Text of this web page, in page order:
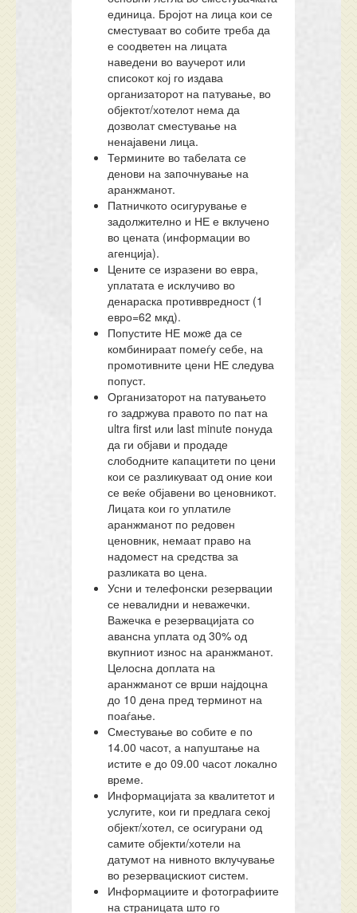
единица. Бројот на лица кои се
сместуваат во собите треба да
е соодветен на лицата
наведени во ваучерот или
списокот кој го издава
организаторот на патување, во
објектот/хотелот нема да
дозволат сместување на
ненајавени лица.
Термините во табелата се
денови на започнување на
аранжманот.
Патничкото осигурување е
задолжително и НЕ е вклучено
во цената (информации во
агенција).
Цените се изразени во евра,
уплатата е исклучиво во
денараска противвредност (1
евро=62 мкд).
Попустите НЕ можe да се
комбинираат помеѓу себе, на
промотивните цени НЕ следува
попуст.
Организаторот на патувањето
го задржува правото по пат на
ultra first или last minute понуда
да ги објави и продаде
слободните капацитети по цени
кои се разликуваат од оние кои
се веќе објавени во ценовникот.
Лицата кои го уплатиле
аранжманот по редовен
ценовник, немаат право на
надомест на средства за
разликата во цена.
Усни и телефонски резервации
се невалидни и неважечки.
Важечка е резервацијата со
авансна уплата од 30% од
вкупниот износ на аранжманот.
Целосна доплата на
аранжманот се врши најдоцна
до 10 дена пред терминот на
поаѓање.
Сместување во собите е по
14.00 часот, а напуштање на
истите е до 09.00 часот локално
време.
Информацијата за квалитетот и
услугите, кои ги предлага секој
објект/хотел, се осигурани од
самите објекти/хотели на
датумот на нивното вклучување
во резервацискиот систем.
Информациите и фотографиите
на страницата што го